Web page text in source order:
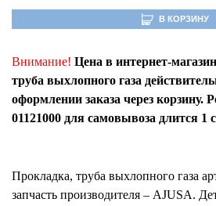
В КОРЗИНУ
Внимание! Цена в интернет-
труба выхлопного газа
оформлении заказа через корзину.
01121000 для самовывоза длится 1
Прокладка, труба выхлопного газа
запчасть производителя – AJUSA.